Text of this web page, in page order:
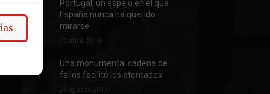
Portugal, un espejo en el que
España nunca ha querido
mirarse
25 abril, 2018
Una monumental cadena de
fallos facilitó los atentados
21 agosto, 2017